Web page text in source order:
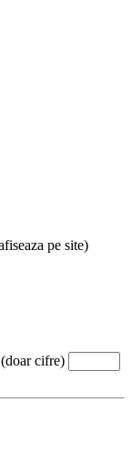
pe site)
cifre)